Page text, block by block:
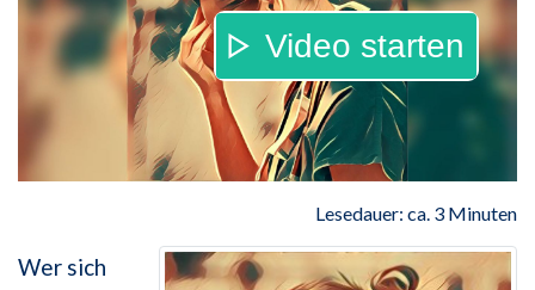
Video starten
Lesedauer: ca. 3 Minuten
Wer sich